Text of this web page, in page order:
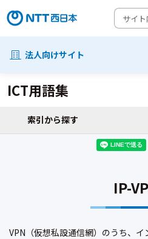
法人向けサイト
ICT用語集
索引から探す
IP-
VPN（仮想私設通信網）のうち、